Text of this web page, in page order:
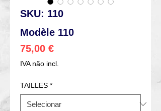
SKU: 110
Modèle 110
75,00 €Preço
IVA não incl.
TAILLES *